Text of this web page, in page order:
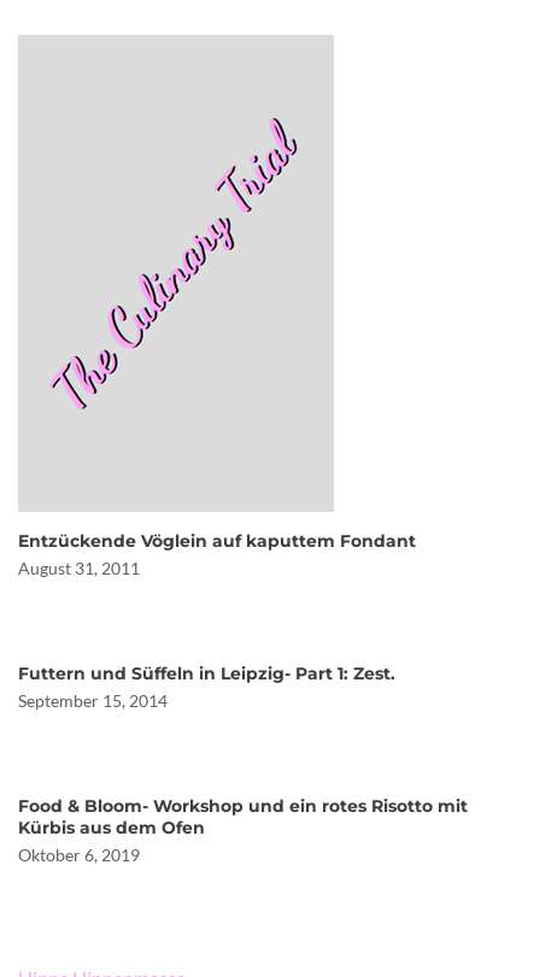
Entzückende Vöglein auf kaputtem Fondant
August 31, 2011
Futtern und Süffeln in Leipzig- Part 1: Zest.
September 15, 2014
Food & Bloom- Workshop und ein rotes Risotto mit
Kürbis aus dem Ofen
Oktober 6, 2019